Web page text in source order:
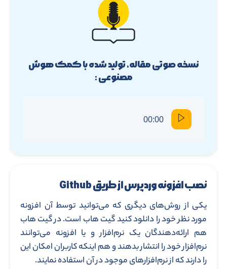
نسخه صوتی مقاله، تولید شده با کمک هوش
مصنوعی :
00:00
نصب افزونه وردپرس از طریق Github
یکی از روش‌‌‌‌‌های دیگری که می‌‌‌‌‌توانید توسط آن افزونه
مورد نظر خود را دانلود کنید گیت هاب است. در گیت هاب
هم ارائه‌‌دهندگان یک نرم‌افزار و یا افزونه می‌توانند
نرم‌افزار خود را انتشار بدهند و هم اینکه کاربران امکان این
را دارند که از نرم‌‌افزارهای موجود در آن استفاده نمایند.